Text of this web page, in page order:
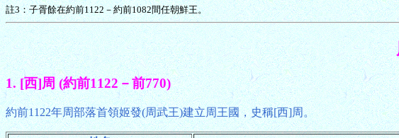
註3：子胥餘在約前1122－約前1082間任朝鮮王。
1. [西]周 (約前1122－前770)
約前1122年周部落首領姬發(周武王)建立周王國，史稱[西]周。